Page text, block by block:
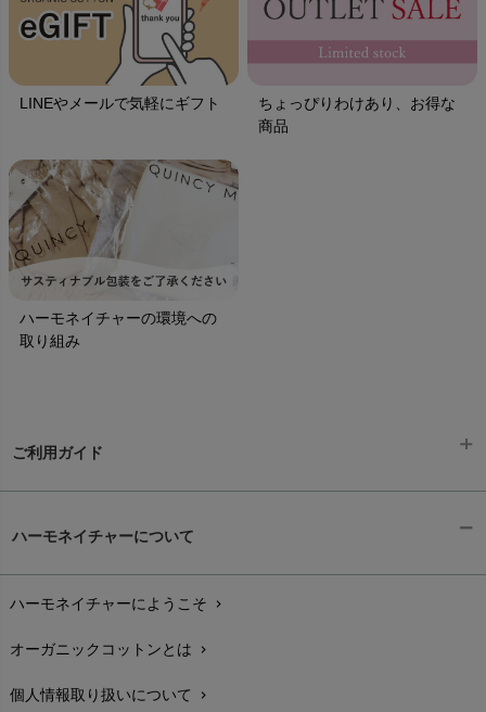
LINEやメールで気軽にギフト
ちょっぴりわけあり、お得な
商品
ハーモネイチャーの環境への
取り組み
ご利用ガイド
配送と送料chevron_right
在庫状況と発送予定chevron_right
サイズ・寸法chevron_right
ハーモネイチャーについて
ハーモネイチャーにようこそ chevron_right
オーガニックコットンとは chevron_right
個人情報取り扱いについて chevron_right